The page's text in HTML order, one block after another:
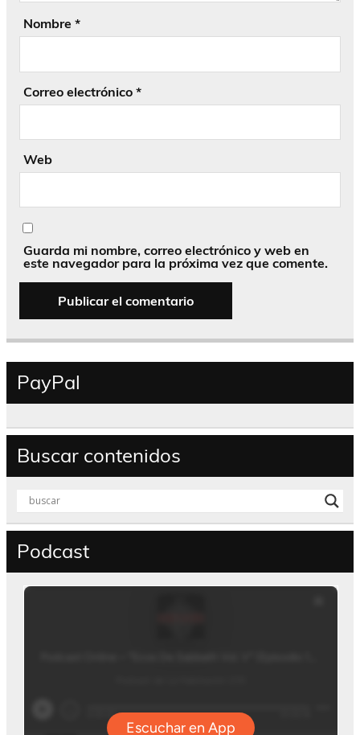
Nombre *
Correo electrónico *
Web
Guarda mi nombre, correo electrónico y web en
este navegador para la próxima vez que comente.
PayPal
Buscar contenidos
Podcast